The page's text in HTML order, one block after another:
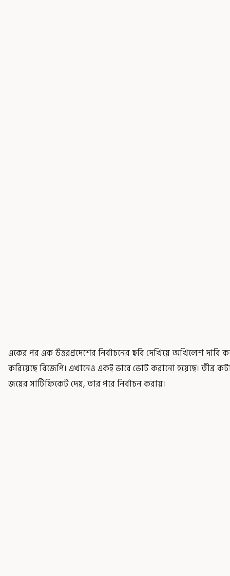
একের পর এক উত্তরপ্রদেশের নির্বাচনের ছবি দেখিয়ে অখিলেশ
করিয়েছে বিজেপি। এখানেও একই ভাবে ভোট করানো হয়েছে।
জয়ের সার্টিফিকেট দেয়, তার পরে নির্বাচন করায়।